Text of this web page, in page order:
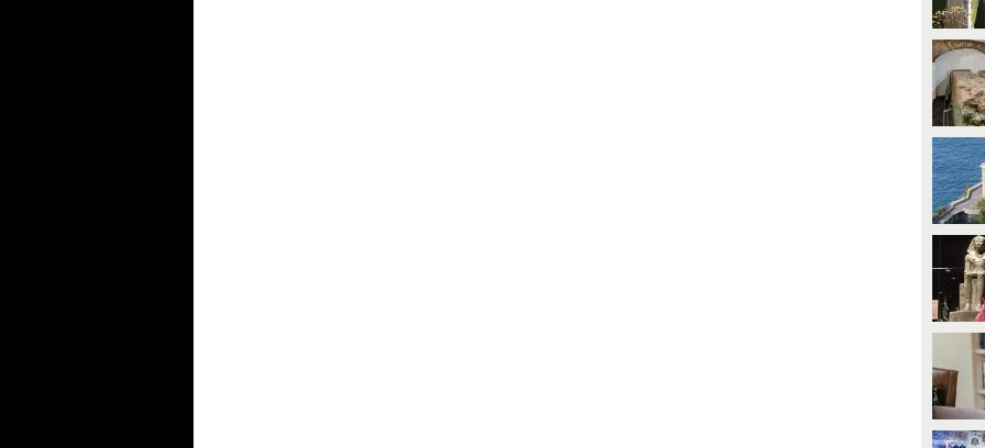
generativa. Si stimano 40 milioni
essere "preda" di voraci algoritmi